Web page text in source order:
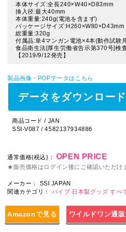
本体サイズ:全長240×W40×D83mm
挿入径:最大40mm
本体重量:240g(電池を含まず)
パッケージサイズ:H260×W80×D43mm
総重量:320g
付属品:単4マンガン電池×4本(動作試験
食品衛生法[厚生労働省告示第370号]検
【2019/9/12発売】
製品画像・POPデータはこちら
データをダウンロー
商品コード / JAN
SSI-V087 / 4582137934886
通常価格(税込)： OPEN PRICE
★販売価格はログイン後にご確認いただけ
メーカー：
SSI JAPAN
関連カテゴリ： バイブ 日本製グッズ すべ
Amazonで見る ワイルドワン通